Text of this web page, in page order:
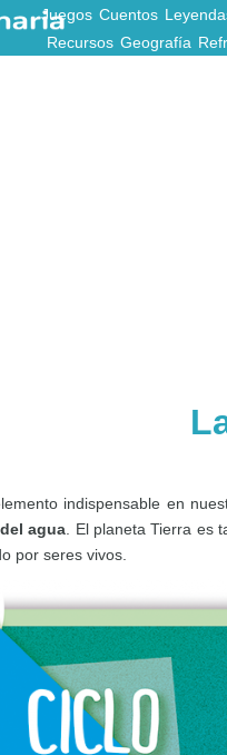
Juegos Cuentos
Recursos Geografía
indispensable en
agua . El planeta Tierra es
por seres vivos.